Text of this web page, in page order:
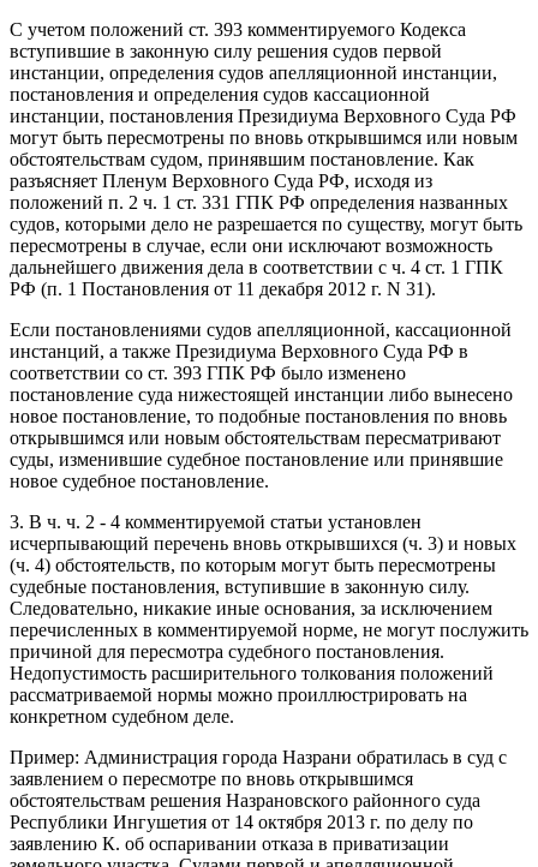
С учетом положений ст. 393 комментируемого Кодекса
вступившие в законную силу решения судов первой
инстанции, определения судов апелляционной инстанции,
постановления и определения судов кассационной
инстанции, постановления Президиума Верховного Суда РФ
могут быть пересмотрены по вновь открывшимся или новым
обстоятельствам судом, принявшим постановление. Как
разъясняет Пленум Верховного Суда РФ, исходя из
положений п. 2 ч. 1 ст. 331 ГПК РФ определения названных
судов, которыми дело не разрешается по существу, могут быть
пересмотрены в случае, если они исключают возможность
дальнейшего движения дела в соответствии с ч. 4 ст. 1 ГПК
РФ (п. 1 Постановления от 11 декабря 2012 г. N 31).
Если постановлениями судов апелляционной, кассационной
инстанций, а также Президиума Верховного Суда РФ в
соответствии со ст. 393 ГПК РФ было изменено
постановление суда нижестоящей инстанции либо вынесено
новое постановление, то подобные постановления по вновь
открывшимся или новым обстоятельствам пересматривают
суды, изменившие судебное постановление или принявшие
новое судебное постановление.
3. В ч. ч. 2 - 4 комментируемой статьи установлен
исчерпывающий перечень вновь открывшихся (ч. 3) и новых
(ч. 4) обстоятельств, по которым могут быть пересмотрены
судебные постановления, вступившие в законную силу.
Следовательно, никакие иные основания, за исключением
перечисленных в комментируемой норме, не могут послужить
причиной для пересмотра судебного постановления.
Недопустимость расширительного толкования положений
рассматриваемой нормы можно проиллюстрировать на
конкретном судебном деле.
Пример: Администрация города Назрани обратилась в суд с
заявлением о пересмотре по вновь открывшимся
обстоятельствам решения Назрановского районного суда
Республики Ингушетия от 14 октября 2013 г. по делу по
заявлению К. об оспаривании отказа в приватизации